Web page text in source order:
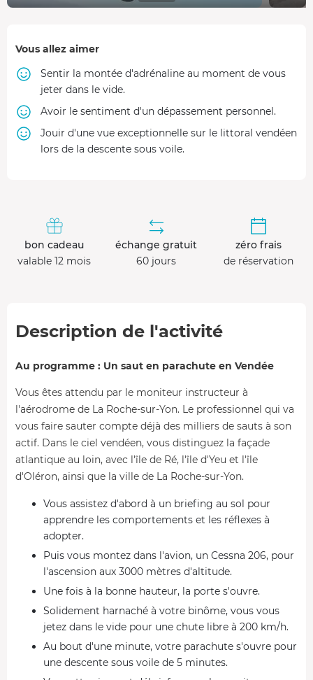
Vous allez aimer
Sentir la montée d'adrénaline au moment de vous
jeter dans le vide.
Avoir le sentiment d'un dépassement personnel.
Jouir d'une vue exceptionnelle sur le littoral vendéen
lors de la descente sous voile.
bon cadeau
valable 12 mois
échange gratuit
60 jours
zéro frais
de réservation
Description de l'activité
Au programme : Un saut en parachute en Vendée
Vous êtes attendu par le moniteur instructeur à
l'aérodrome de La Roche-sur-Yon. Le professionnel qui va
vous faire sauter compte déjà des milliers de sauts à son
actif. Dans le ciel vendéen, vous distinguez la façade
atlantique au loin, avec l'île de Ré, l'île d'Yeu et l'île
d'Oléron, ainsi que la ville de La Roche-sur-Yon.
Vous assistez d'abord à un briefing au sol pour
apprendre les comportements et les réflexes à
adopter.
Puis vous montez dans l'avion, un Cessna 206, pour
l'ascension aux 3000 mètres d'altitude.
Une fois à la bonne hauteur, la porte s'ouvre.
Solidement harnaché à votre binôme, vous vous
jetez dans le vide pour une chute libre à 200 km/h.
Au bout d'une minute, votre parachute s'ouvre pour
une descente sous voile de 5 minutes.